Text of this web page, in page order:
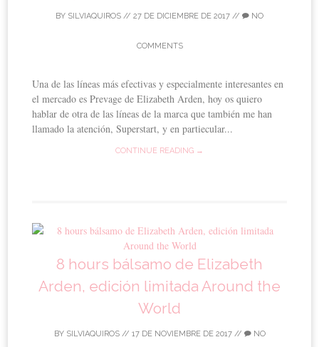
BY SILVIAQUIROS // 27 DE DICIEMBRE DE 2017 // NO
COMMENTS
Una de las líneas más efectivas y especialmente interesantes en
el mercado es Prevage de Elizabeth Arden, hoy os quiero
hablar de otra de las líneas de la marca que también me han
llamado la atención, Superstart, y en partiecular...
CONTINUE READING →
8 hours bálsamo de Elizabeth
Arden, edición limitada Around the
World
BY SILVIAQUIROS// 17 DE NOVIEMBRE DE 2017// NO